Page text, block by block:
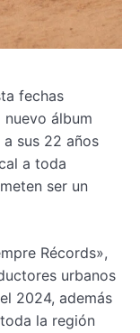
fechas
álbum
sus 22 años
a toda
ser un
Récords»,
urbanos
2024, además
la región